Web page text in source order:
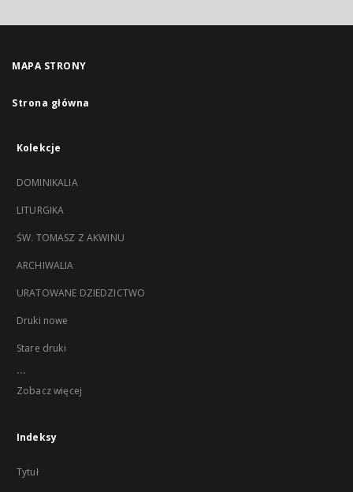
MAPA STRONY
Strona główna
Kolekcje
DOMINIKALIA
LITURGIKA
ŚW. TOMASZ Z AKWINU
ARCHIWALIA
URATOWANE DZIEDZICTWO
Druki nowe
Stare druki
...
Zobacz więcej
Indeksy
Tytuł